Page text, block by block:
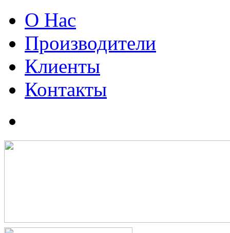
О Нас
Производители
Клиенты
Контакты